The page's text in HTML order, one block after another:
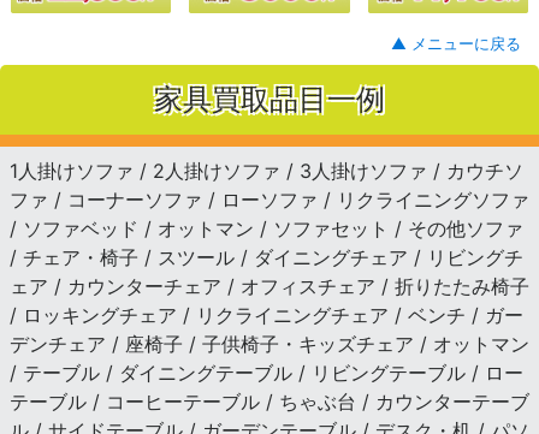
▲ メニューに戻る
家具買取品目一例
1人掛けソファ / 2人掛けソファ / 3人掛けソファ / カウチソ
ファ / コーナーソファ / ローソファ / リクライニングソファ
/ ソファベッド / オットマン / ソファセット / その他ソファ
/ チェア・椅子 / スツール / ダイニングチェア / リビングチ
ェア / カウンターチェア / オフィスチェア / 折りたたみ椅子
/ ロッキングチェア / リクライニングチェア / ベンチ / ガー
デンチェア / 座椅子 / 子供椅子・キッズチェア / オットマン
/ テーブル / ダイニングテーブル / リビングテーブル / ロー
テーブル / コーヒーテーブル / ちゃぶ台 / カウンターテーブ